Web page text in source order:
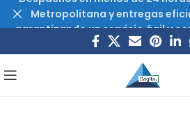
Metropolitana y entregas
garantizando un servicio ágil y